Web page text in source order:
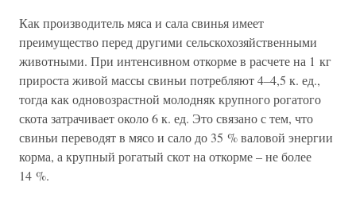
Как производитель мяса и сала свинья имеет
преимущество перед другими сельскохозяйственными
животными. При интенсивном откорме в расчете на 1 кг
прироста живой массы свиньи потребляют 4–4,5 к. ед.,
тогда как одновозрастной молодняк крупного рогатого
скота затрачивает около 6 к. ед. Это связано с тем, что
свиньи переводят в мясо и сало до 35 % валовой энергии
корма, а крупный рогатый скот на откорме – не более
14 %.